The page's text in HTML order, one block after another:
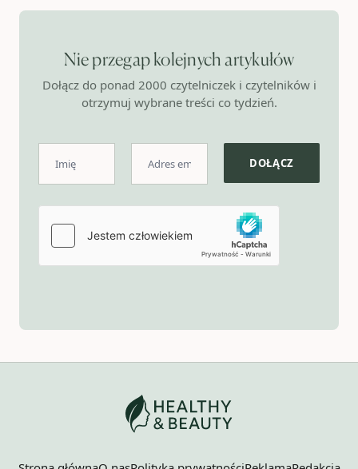
Nie przegap kolejnych artykułów
Dołącz do ponad 2000 czytelniczek i czytelników i
otrzymuj wybrane treści co tydzień.